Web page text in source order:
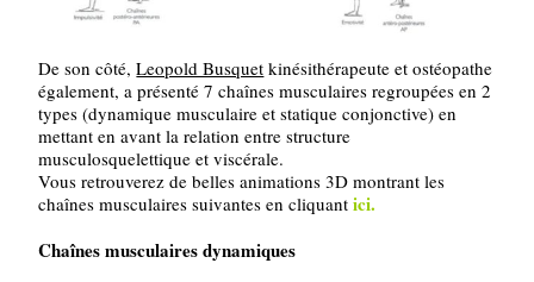
De son côté,Leopold Busquet kinésithérapeute et ostéopathe
également, a présenté 7 chaînes musculaires regroupées en 2
types (dynamique musculaire et statique conjonctive) en
mettant en avant la relation entre structure
musculosquelettique et viscérale.
Vous retrouverez de belles animations 3D montrant les
chaînes musculaires suivantes en cliquantici.
Chaînes musculaires dynamiques